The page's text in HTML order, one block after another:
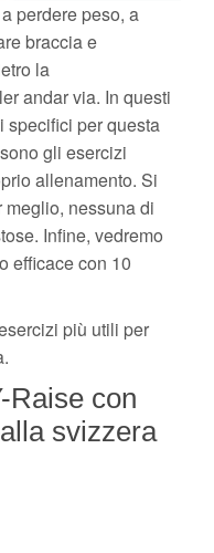
perdere peso, a
braccia e
la
andar via. In questi
specifici per questa
gli esercizi
allenamento. Si
nessuna di
Infine, vedremo
efficace con 10
più utili per
Raise con
svizzera